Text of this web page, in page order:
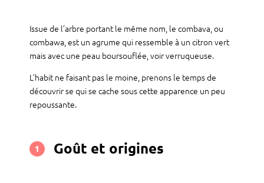
Issue de l’arbre portant le même nom, le combava, ou
combawa, est un agrume qui ressemble à un citron vert
mais avec une peau boursouflée, voir verruqueuse.
L’habit ne faisant pas le moine, prenons le temps de
découvrir se qui se cache sous cette apparence un peu
repoussante.
1 Goût et origines